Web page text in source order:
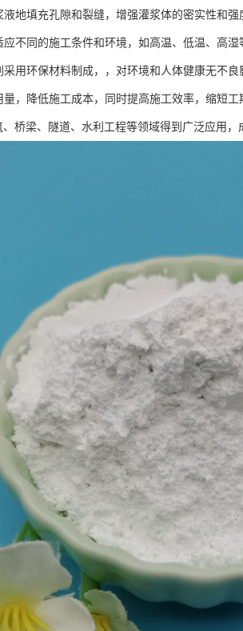
地填充孔隙和裂缝，增强灌浆体的密实性和
不同的施工条件和环境，如高温、低温、高
用环保材料制成，，对环境和人体健康无不良
，降低施工成本，同时提高施工效率，缩短工
桥梁、隧道、水利工程等领域得到广泛应用